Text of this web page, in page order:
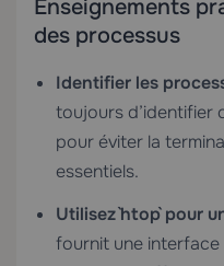
Enseignements
des processus
Identifier les
toujours d’identifier
pour éviter la
essentiels.
Utilisez `htop` pour
fournit une